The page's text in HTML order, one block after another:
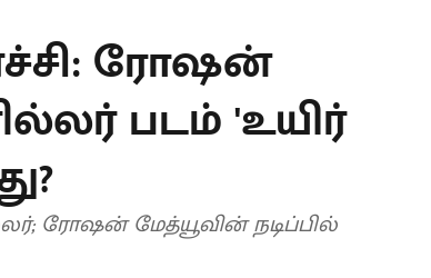
ரோஷன்
படம் 'உயிர்
ரோஷன் மேத்யூவின் நடிப்பில்